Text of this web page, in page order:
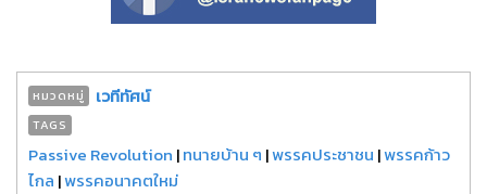
หมวดหมู่ เวทีทัศน์
TAGS
Passive Revolution |ทนายบ้าน ๆ |พรรคประชาชน |พรรคก้าว
ไกล |พรรคอนาคตใหม่